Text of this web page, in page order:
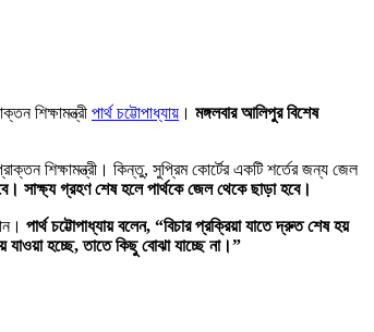
শিক্ষামন্ত্রী পার্থ চট্টোপাধ্যায় । মঙ্গলবার আলিপুর বিশেষ
শিক্ষামন্ত্রী। কিন্তু, সুপ্রিম কোর্টের একটি শর্তের জন্য জেল
সাক্ষ্য গ্রহণ শেষ হলে পার্থকে জেল থেকে ছাড়া হবে।
পার্থ চট্টোপাধ্যায় বলেন, “বিচার প্রক্রিয়া যাতে দ্রুত শেষ হয়
যাওয়া হচ্ছে, তাতে কিছু বোঝা যাচ্ছে না।”